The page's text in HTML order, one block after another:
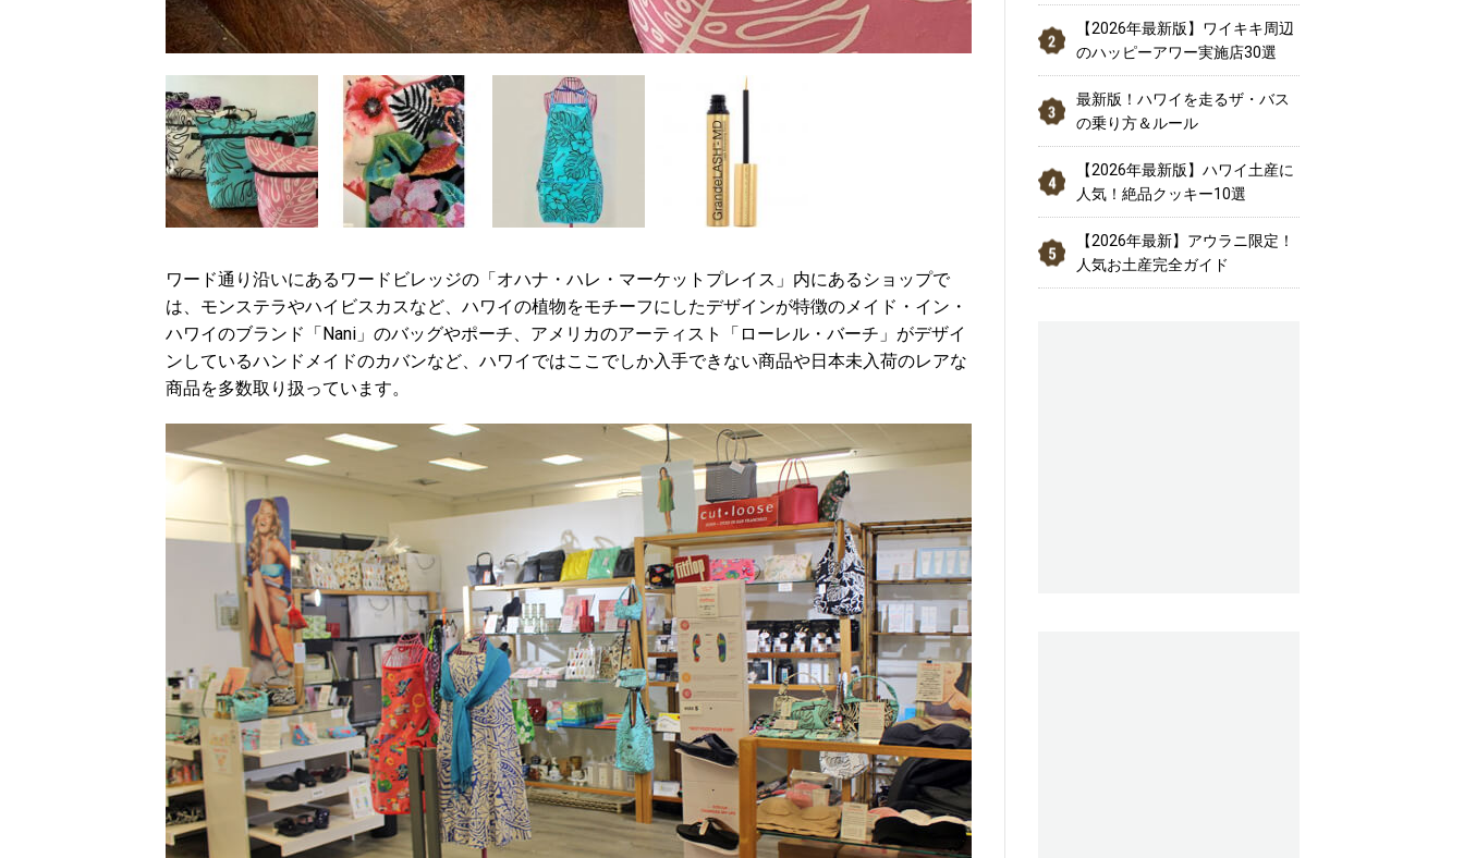
ワード通り沿いにあるワードビレッジの「オハナ・ハレ・マーケットプレイス」内にあるショップで
は、モンステラやハイビスカスなど、ハワイの植物をモチーフにしたデザインが特徴のメイド・イン・
ハワイのブランド「Nani」のバッグやポーチ、アメリカのアーティスト「ローレル・バーチ」がデザイ
ンしているハンドメイドのカバンなど、ハワイではここでしか入手できない商品や日本未入荷のレアな
商品を多数取り扱っています。
【2026年最新版】ワイキキ周辺
のハッピーアワー実施店30選
最新版！ハワイを走るザ・バス
の乗り方＆ルール
【2026年最新版】ハワイ土産に
人気！絶品クッキー10選
【2026年最新】アウラニ限定！
人気お土産完全ガイド